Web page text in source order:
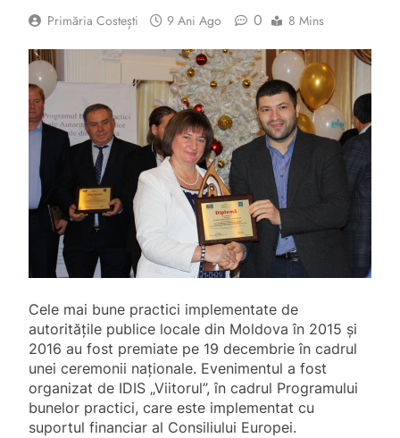
Primăria Costești 9 Ani Ago 0 8 Mins
Cele mai bune practici implementate de
autoritățile publice locale din Moldova în 2015 și
2016 au fost premiate pe 19 decembrie în cadrul
unei ceremonii naționale. Evenimentul a fost
organizat de IDIS „Viitorul”, în cadrul Programului
bunelor practici, care este implementat cu
suportul financiar al Consiliului Europei.